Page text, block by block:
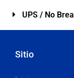
UPS / No
Sitio